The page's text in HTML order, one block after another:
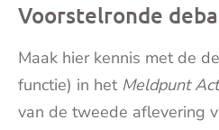
Voorstelronde
Maak hier kennis met de
functie) in het Meldpunt
van de tweede aflevering